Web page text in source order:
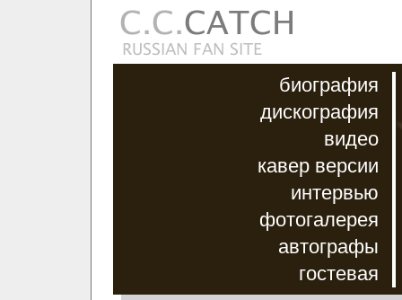
биография
дискография
видео
кавер версии
интервью
фотогалерея
автографы
гостевая